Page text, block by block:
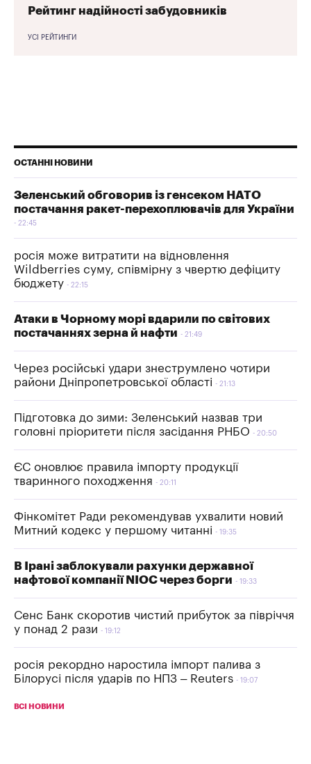
Рейтинг надійності забудовників
УСІ РЕЙТИНГИ
ОСТАННІ НОВИНИ
Зеленський обговорив із генсеком НАТО
постачання ракет-перехоплювачів для України
22:45
росія може витратити на відновлення
Wildberries суму, співмірну з чвертю дефіциту
бюджету
22:15
Атаки в Чорному морі вдарили по світових
постачаннях зерна й нафти
21:49
Через російські удари знеструмлено чотири
райони Дніпропетровської області
21:13
Підготовка до зими: Зеленський назвав три
головні пріоритети після засідання РНБО
20:50
ЄС оновлює правила імпорту продукції
тваринного походження
20:11
Фінкомітет Ради рекомендував ухвалити новий
Митний кодекс у першому читанні
19:35
В Ірані заблокували рахунки державної
нафтової компанії NIOC через борги
19:33
Сенс Банк скоротив чистий прибуток за півріччя
у понад 2 рази
19:12
росія рекордно наростила імпорт палива з
Білорусі після ударів по НПЗ – Reuters
19:07
ВСІ НОВИНИ